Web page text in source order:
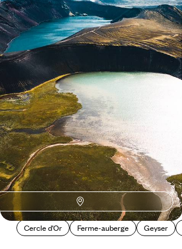
Hautes-Terres, fjords et glaciers -
Second voyage en Islande
S'enfoncer dans une Islande méconnue à la
nature indomptée, entre fjords, déserts de lave et
villages reculés
15 jours, de CHF 4100 à CHF 5900
Cercle d'Or Ferme-auberge Geyser